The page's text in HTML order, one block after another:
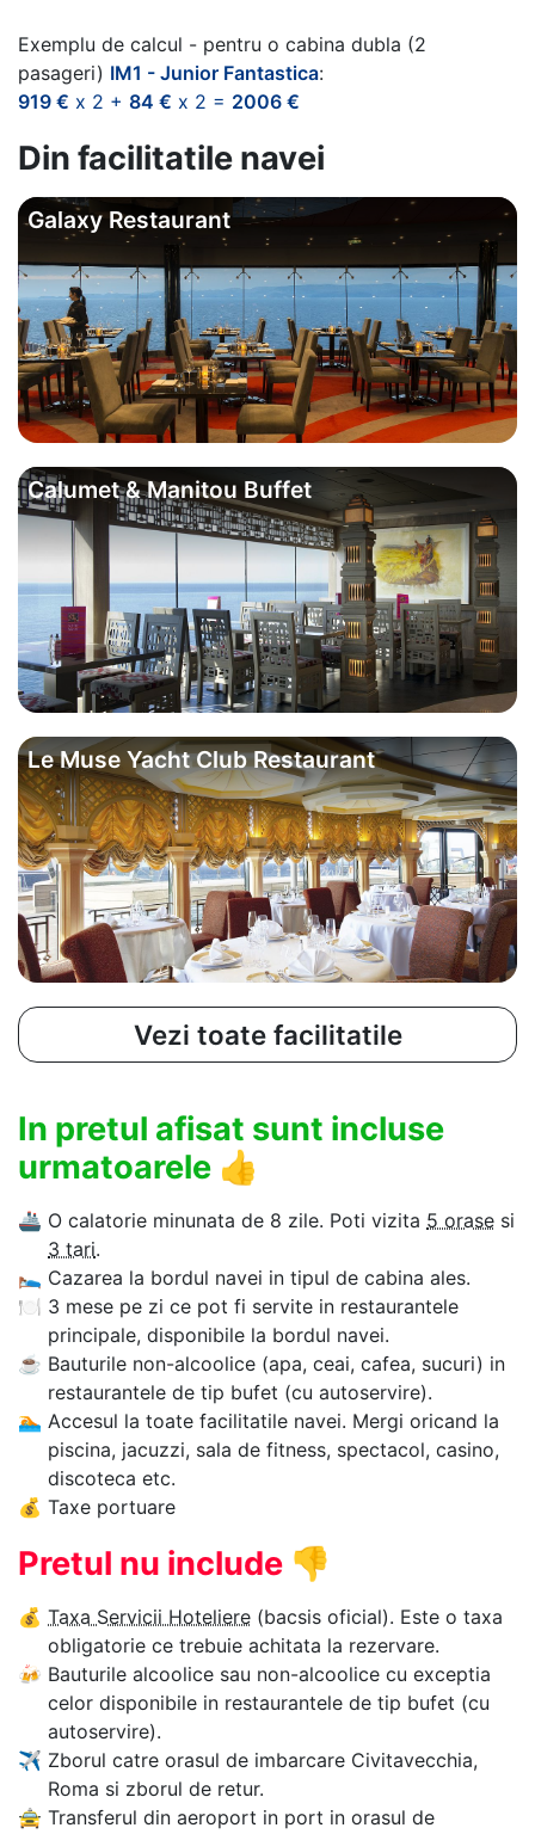
Exemplu de calcul - pentru o cabina dubla (2
pasageri) IM1 - Junior Fantastica:
919 € x 2 + 84 € x 2 = 2006 €
Din facilitatile navei
Galaxy Restaurant
Calumet & Manitou Buffet
Le Muse Yacht Club Restaurant
Vezi toate facilitatile
In pretul afisat sunt incluse
urmatoarele 👍
🚢 O calatorie minunata de 8 zile. Poti vizita 5 orase si
3 tari.
🛌 Cazarea la bordul navei in tipul de cabina ales.
🍽 3 mese pe zi ce pot fi servite in restaurantele
principale, disponibile la bordul navei.
☕ Bauturile non-alcoolice (apa, ceai, cafea, sucuri) in
restaurantele de tip bufet (cu autoservire).
🏊‍ Accesul la toate facilitatile navei. Mergi oricand la
piscina, jacuzzi, sala de fitness, spectacol, casino,
discoteca etc.
💰 Taxe portuare
Pretul nu include 👎
💰 Taxa Servicii Hoteliere (bacsis oficial). Este o taxa
obligatorie ce trebuie achitata la rezervare.
🍻 Bauturile alcoolice sau non-alcoolice cu exceptia
celor disponibile in restaurantele de tip bufet (cu
autoservire).
✈ Zborul catre orasul de imbarcare Civitavecchia,
Roma si zborul de retur.
🚖 Transferul din aeroport in port in orasul de